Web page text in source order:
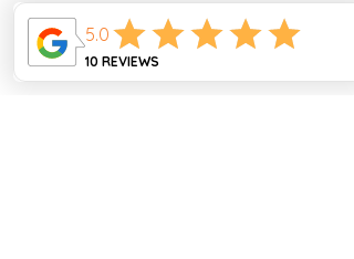
- Éteignez le feu et versez l'huile de
sésame. Mélangez.